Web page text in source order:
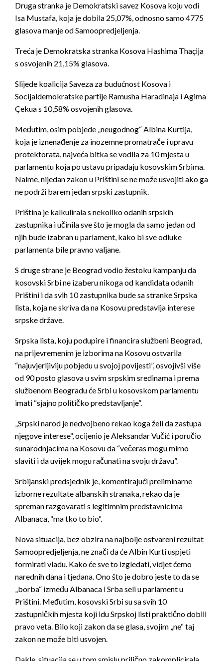
Druga stranka je Demokratski savez Kosova koju vodi
Isa Mustafa, koja je dobila 25,07%, odnosno samo 4775
glasova manje od Samoopredjeljenja.
Treća je Demokratska stranka Kosova Hashima Thaçija
s osvojenih 21,15% glasova.
Slijede koalicija Saveza za budućnost Kosova i
Socijaldemokratske partije Ramusha Haradinaja i Agima
Çekua s 10,58% osvojenih glasova.
Međutim, osim pobjede „neugodnog“ Albina Kurtija,
koja je iznenađenje za inozemne promatrače i upravu
protektorata, najveća bitka se vodila za 10 mjesta u
parlamentu koja po ustavu pripadaju kosovskim Srbima.
Naime, nijedan zakon u Prištini se ne može usvojiti ako ga
ne podrži barem jedan srpski zastupnik.
Priština je kalkulirala s nekoliko odanih srpskih
zastupnika i učinila sve što je mogla da samo jedan od
njih bude izabran u parlament, kako bi sve odluke
parlamenta bile pravno valjane.
S druge strane je Beograd vodio žestoku kampanju da
kosovski Srbi ne izaberu nikoga od kandidata odanih
Prištini i da svih 10 zastupnika bude sa stranke Srpska
lista, koja ne skriva da na Kosovu predstavlja interese
srpske države.
Srpska lista, koju podupire i financira službeni Beograd,
na prijevremenim je izborima na Kosovu ostvarila
“najuvjerljiviju pobjedu u svojoj povijesti”, osvojivši više
od 90 posto glasova u svim srpskim sredinama i prema
službenom Beogradu će Srbi u kosovskom parlamentu
imati “sjajno političko predstavljanje”.
„Srpski narod je nedvojbeno rekao koga želi da zastupa
njegove interese“, ocijenio je Aleksandar Vučić i poručio
sunarodnjacima na Kosovu da “večeras mogu mirno
slaviti i da uvijek mogu računati na svoju državu”.
Srbijanski predsjednik je, komentirajući preliminarne
izborne rezultate albanskih stranaka, rekao da je
spreman razgovarati s legitimnim predstavnicima
Albanaca, “ma tko to bio“.
Nova situacija, bez obzira na najbolje ostvareni rezultat
Samoopredjeljenja, ne znači da će Albin Kurti uspjeti
formirati vladu. Kako će sve to izgledati, vidjet ćemo
narednih dana i tjedana. Ono što je dobro jeste to da se
„borba“ između Albanaca i Srba seli u parlament u
Prištini. Međutim, kosovski Srbi su sa svih 10
zastupničkih mjesta koji idu Srpskoj listi praktično dobili
pravo veta. Bilo koji zakon da se glasa, svojim „ne“ taj
zakon ne može biti usvojen.